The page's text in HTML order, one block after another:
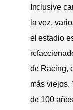
Inclusive
la vez,
el estadio
de Racing,
más viejos.
de 100